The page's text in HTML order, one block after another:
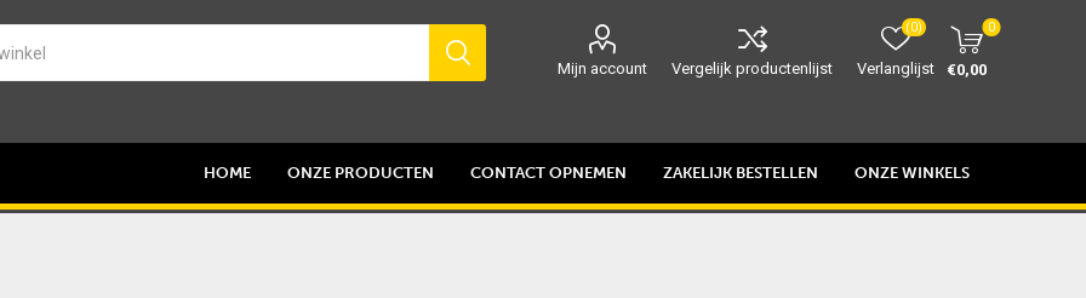
Mijn account Vergelijk productenlijst Verlanglijst
(0) 0
€0,00
HOME ONZE PRODUCTEN CONTACT OPNEMEN ZAKELIJK BESTELLEN ONZE WINKELS